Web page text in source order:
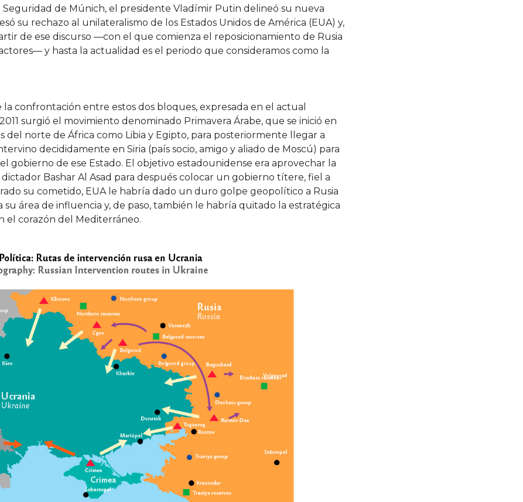
Seguridad de Múnich, el presidente Vladímir Putin delineó su nueva
su rechazo al unilateralismo de los Estados Unidos de América (EUA) y,
de ese discurso —con el que comienza el reposicionamiento de Rusia
y hasta la actualidad es el periodo que consideramos como la
confrontación entre estos dos bloques, expresada en el actual
surgió el movimiento denominado Primavera Árabe, que se inició en
del norte de África como Libia y Egipto, para posteriormente llegar a
decididamente en Siria (país socio, amigo y aliado de Moscú) para
gobierno de ese Estado. El objetivo estadounidense era aprovechar la
Bashar Al Asad para después colocar un gobierno títere, fiel a
su cometido, EUA le habría dado un duro golpe geopolítico a Rusia
área de influencia y, de paso, también le habría quitado la estratégica
el corazón del Mediterráneo.